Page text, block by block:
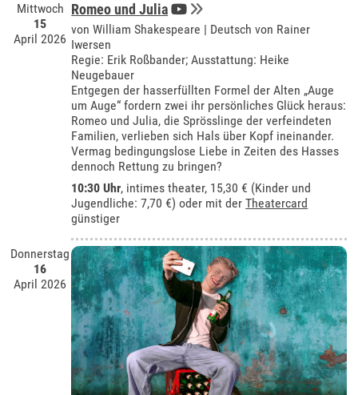
Mittwoch
15
April 2026
Romeo und Julia
von William Shakespeare | Deutsch von Rainer
Iwersen
Regie: Erik Roßbander; Ausstattung: Heike
Neugebauer
Entgegen der hasserfüllten Formel der Alten „Auge
um Auge“ fordern zwei ihr persönliches Glück heraus:
Romeo und Julia, die Sprösslinge der verfeindeten
Familien, verlieben sich Hals über Kopf ineinander.
Vermag bedingungslose Liebe in Zeiten des Hasses
dennoch Rettung zu bringen?
10:30 Uhr, intimes theater, 15,30 € (Kinder und
Jugendliche: 7,70 €) oder mit derTheatercard
günstiger
Donnerstag
16
April 2026